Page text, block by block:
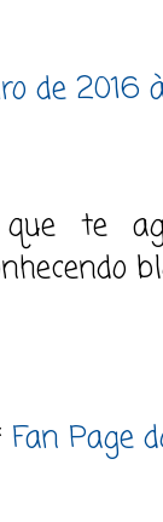
de 2016
te
Fan Page